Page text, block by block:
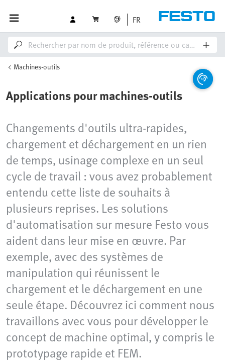
FR
Machines-outils
Applications pour machines-outils
Changements d'outils ultra-rapides,
chargement et déchargement en un rien
de temps, usinage complexe en un seul
cycle de travail : vous avez probablement
entendu cette liste de souhaits à
plusieurs reprises. Les solutions
d'automatisation sur mesure Festo vous
aident dans leur mise en œuvre. Par
exemple, avec des systèmes de
manipulation qui réunissent le
chargement et le déchargement en une
seule étape. Découvrez ici comment nous
travaillons avec vous pour développer le
concept de machine optimal, y compris le
prototypage rapide et FEM.